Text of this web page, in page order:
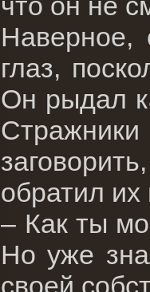
Наверное,
глаз,
Он рыдал
обратил их
– Как ты
Но уже
своей